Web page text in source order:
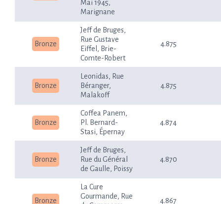
Mai 1945,
Marignane
Bronze
Jeff de Bruges,
Rue Gustave
Eiffel, Brie-
Comte-Robert
4.875
Bronze
Leonidas, Rue
Béranger,
Malakoff
4.875
Bronze
Coffea Panem,
Pl. Bernard-
Stasi, Épernay
4.874
Bronze
Jeff de Bruges,
Rue du Général
de Gaulle, Poissy
4.870
Bronze
La Cure
Gourmande, Rue
4.867